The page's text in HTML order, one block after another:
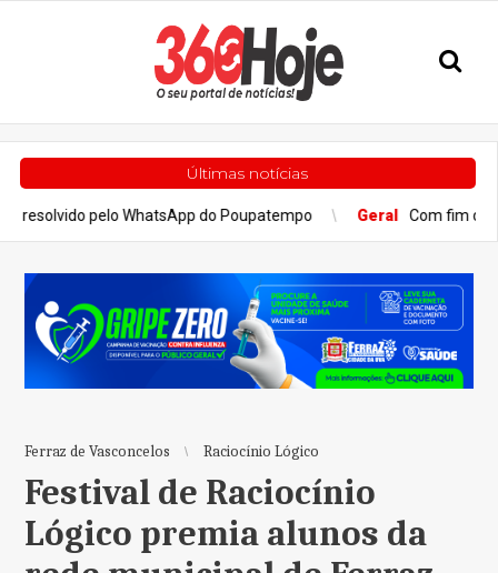
Últimas notícias
WhatsApp do Poupatempo Geral Com fim da greve,
Ferraz de Vasconcelos Raciocínio Lógico
Festival de Raciocínio
Lógico premia alunos da